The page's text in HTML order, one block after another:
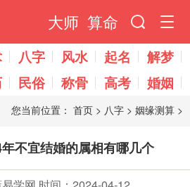
大师 算命
八字 风水 起名
解梦
民俗 称骨 高考 婚姻
您当前位置： 首页 > 八字 > 姻缘测算 >
不宜结婚的属相有哪几个